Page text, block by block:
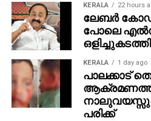
KERALA 22 hours
ലേബര്‍
പോലെ
KERALA 1 day ago
പാലക്കാട്
പരിക്ക്